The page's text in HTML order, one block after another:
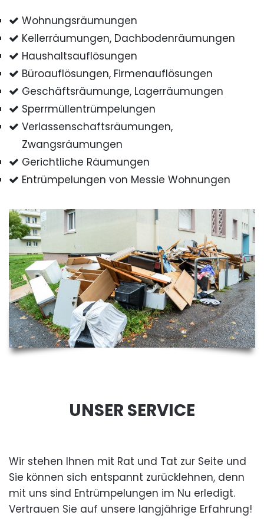
Wohnungsräumungen
Kellerräumungen, Dachbodenräumungen
Haushaltsauflösungen
Büroauflösungen, Firmenauflösungen
Geschäftsräumunge, Lagerräumungen
Sperrmüllentrümpelungen
Verlassenschaftsräumungen,
Zwangsräumungen
Gerichtliche Räumungen
Entrümpelungen von Messie Wohnungen
UNSER SERVICE
Wir stehen Ihnen mit Rat und Tat zur Seite und
Sie können sich entspannt zurücklehnen, denn
mit uns sind Entrümpelungen im Nu erledigt.
Vertrauen Sie auf unsere langjährige Erfahrung!